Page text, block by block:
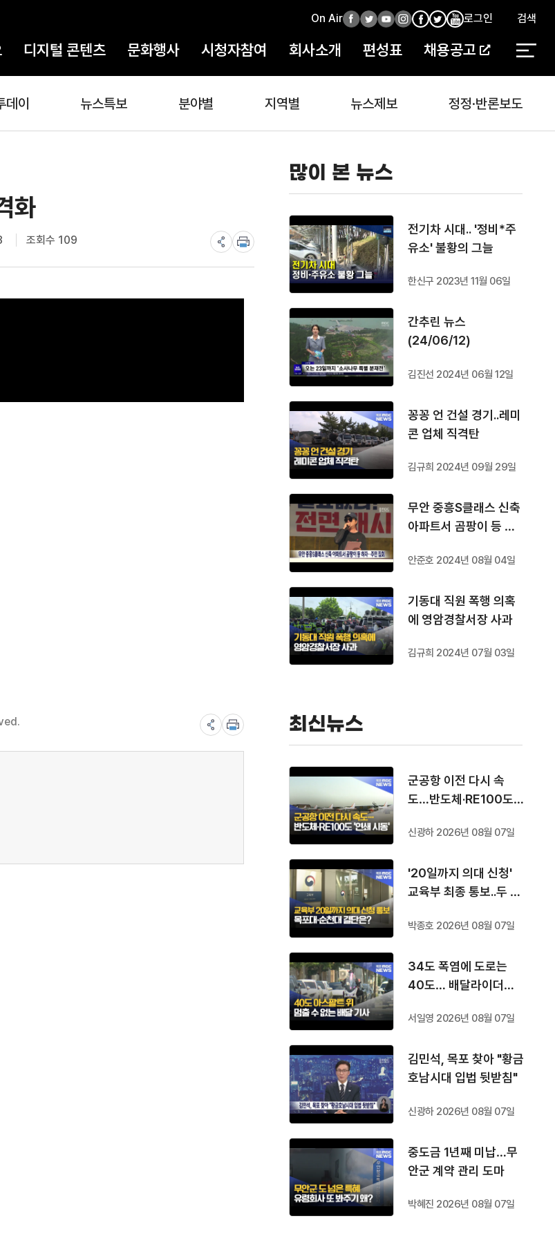
디지털 콘텐츠 문화행사 시청자참여 회사소개 편성표 채용공고
On Air페 트
터
유
브
인
타
페 인
타
유
브
로그인 검색
데이 뉴스특보 분야별 지역별 뉴스제보 정정·반론보도
화
조회수 109
많이 본 뉴스
전기차 시대.. '정비*주
유소' 불황의 그늘
한신구 2023년 11월 06일
간추린 뉴스
(24/06/12)
김진선 2024년 06월 12일
꽁꽁 언 건설 경기..레미
콘 업체 직격탄
김규희 2024년 09월 29일
무안 중흥S클래스 신축
아파트서 곰팡이 등 하
안준호 2024년 08월 04일
기동대 직원 폭행 의혹
에 영암경찰서장 사과
김규희 2024년 07월 03일
최신뉴스
군공항 이전 다시 속
도…반도체·RE100도
신광하 2026년 08월 07일
'20일까지 의대 신청'
교육부 최종 통보..두 대
박종호 2026년 08월 07일
34도 폭염에 도로는
40도… 배달라이더는
서일영 2026년 08월 07일
김민석, 목포 찾아 "황금
호남시대 입법 뒷받침"
신광하 2026년 08월 07일
중도금 1년째 미납…무
안군 계약 관리 도마
박혜진 2026년 08월 07일